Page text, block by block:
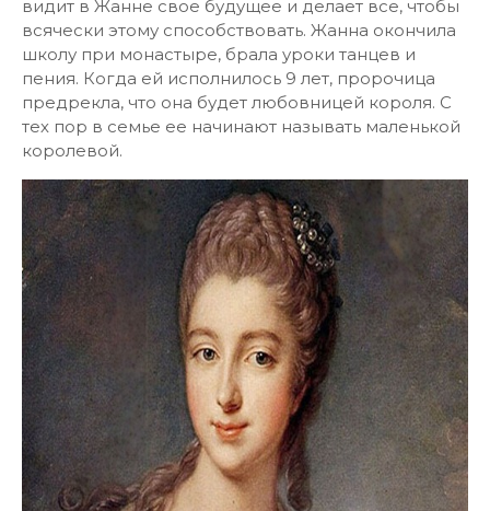
видит в Жанне свое будущее и делает все, чтобы
всячески этому способствовать. Жанна окончила
школу при монастыре, брала уроки танцев и
пения. Когда ей исполнилось 9 лет, пророчица
предрекла, что она будет любовницей короля. С
тех пор в семье ее начинают называть маленькой
королевой.